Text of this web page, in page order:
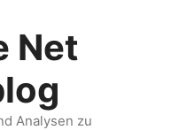
Net
Analysen zu